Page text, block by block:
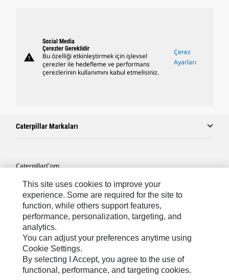
warning
Social Media
Çerezler Gereklidir
Bu özelliği etkinleştirmek için işlevsel
çerezler ile hedefleme ve performans
çerezlerinin kullanımını kabul etmelisiniz.
Çerez
Ayarları
Caterpillar Markaları
Caterpillar.com
Caterpillar Müşteri Hizmetleri Ve Iletişim
Site Haritası
Cookie Settings
Yasal
Gizlilik
This site uses cookies to improve your
experience. Some are required for the site to
function, while others support features,
performance, personalization, targeting, and
analytics.
You can adjust your preferences anytime using
Cookie Settings.
By selecting I Accept, you agree to the use of
functional, performance, and targeting cookies.